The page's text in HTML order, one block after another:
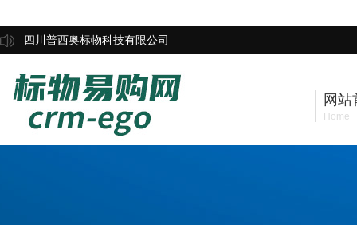
四川普西奥标物科技有限公司
网站
Home